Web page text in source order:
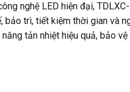
nghệ LED hiện đại,
bảo trì, tiết kiệm thời gian và
tản nhiệt hiệu quả, bảo